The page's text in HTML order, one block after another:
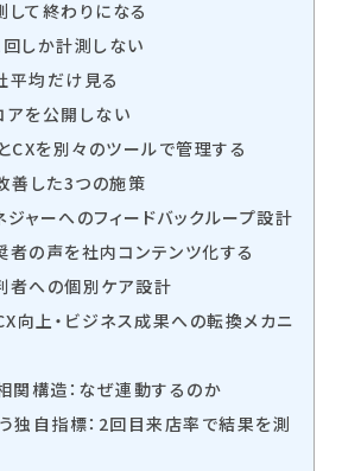
して終わりになる
しか計測しない
平均だけ見る
アを公開しない
CXを別々のツールで管理する
善した3つの施策
ジャーへのフィードバックループ設計
者の声を社内コンテンツ化する
者への個別ケア設計
向上・ビジネス成果への転換メカニ
関構造：なぜ連動するのか
独自指標：2回目来店率で結果を測